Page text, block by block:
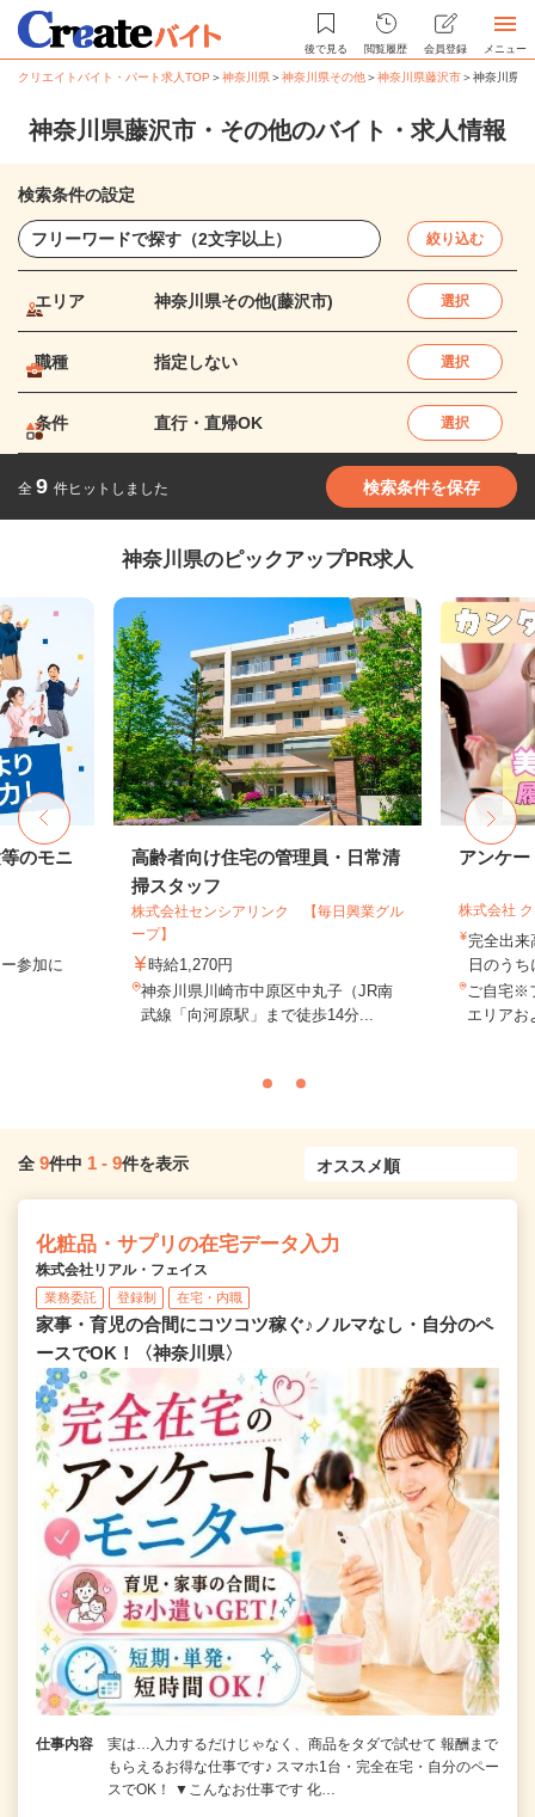
後で見る 閲覧履歴 会員登録 メニュー
クリエイトバイト・パート求人TOP ＞神奈川県＞神奈川県その他＞神奈川県藤沢市＞神奈川県
神奈川県藤沢市・その他のバイト・求人情報
検索条件の設定
絞り込む
エリア 神奈川県その他(藤沢市) 選択
職種 指定しない 選択
条件 直行・直帰OK 選択
全 9 件ヒットしました 検索条件を保存
神奈川県のピックアップPR求人
のモニ
参加に
高齢者向け住宅の管理員・日常清
掃スタッフ
株式会社センシアリンク 【毎日興業グル
ープ】
時給1,270円
神奈川県川崎市中原区中丸子（JR南
武線「向河原駅」まで徒歩14分...
アンケ
株式会社
完全出
日のう
ご自宅※
エリアお
全 9件中 1 - 9件を表示
化粧品・サプリの在宅データ入力
株式会社リアル・フェイス
業務委託 登録制 在宅・内職
家事・育児の合間にコツコツ稼ぐ♪ノルマなし・自分のペ
ースでOK！〈神奈川県〉
仕事内容
実は…入力するだけじゃなく、商品をタダで試せて 報酬まで
もらえるお得な仕事です♪ スマホ1台・完全在宅・自分のペー
スでOK！ ▼こんなお仕事です 化…